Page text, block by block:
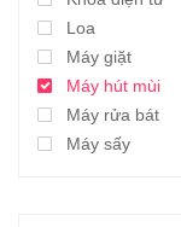
Loa
Máy giặt
Máy hút mùi
Máy rửa bát
Máy sấy